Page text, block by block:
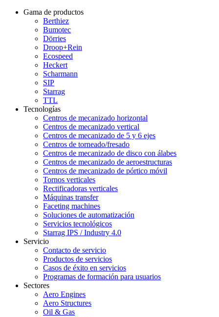
Gama de productos
Berthiez
Bumotec
Dörries
Droop+Rein
Ecospeed
Heckert
Scharmann
SIP
Starrag
TTL
Tecnologías
Centros de mecanizado horizontal
Centros de mecanizado vertical
Centros de mecanizado de 5 y 6 ejes
Centros de torneado/fresado
Centros de mecanizado de disco con álabes
Centros de mecanizado de aeroestructuras
Centros de mecanizado de pórtico móvil
Tornos verticales
Rectificadoras verticales
Máquinas transfer
Faceting machines
Soluciones de automatización
Servicios tecnológicos
Starrag IPS / Industry 4.0
Servicio
Contacto de servicio
Productos de servicios
Casos de éxito en servicios
Programas de formación para usuarios
Sectores
Aero Engines
Aero Structures
Oil & Gas